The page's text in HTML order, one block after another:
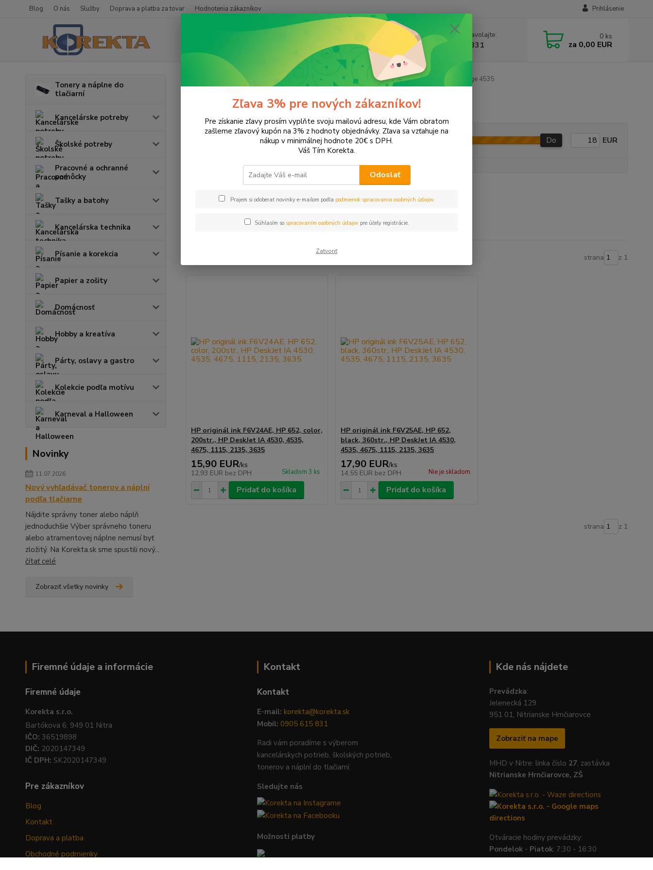
Blog O nás Služby Doprava a platba za tovar Hodnotenia zákazníkov Prihlásenie
Neviete si rady? Zavolajte.
+421 905 615 831
0 ks
za 0,00 EUR
Tonery a náplne do
tlačiarní
Kancelárske potreby
Školské potreby
Pracovné a ochranné
pomôcky
Tašky a batohy
Kancelárska technika
Písanie a korekcia
Papier a zošity
Domácnosť
Hobby a kreatíva
Párty, oslavy a gastro
Kolekcie podľa motívu
Karneval a Halloween
Novinky
11.07.2026
Nový vyhľadávač tonerov a náplní
podľa tlačiarne
Nájdite správny toner alebo náplň
jednoduchšie Výber správneho toneru
alebo atramentovej náplne nemusí byť
zložitý. Na Korekta.sk sme spustili nový...
čítať celé
Zobraziť všetky novinky
Tonery a náplne do tlačiarní Hewlett Packard HP DeskJet DeskJet Ink Advantage 4535
DeskJet Ink Advantage 4535
Upresniť parametre
EUR Od Do EUR
strana z 1
HP originál ink F6V24AE, HP 652, color,
200str., HP DeskJet IA 4530, 4535,
4675, 1115, 2135, 3635
15,90 EUR/ks
12,93 EUR bez DPH Skladom 3 ks
Pridať do košíka
HP originál ink F6V25AE, HP 652,
black, 360str., HP DeskJet IA 4530,
4535, 4675, 1115, 2135, 3635
17,90 EUR/ks
14,55 EUR bez DPH Nie je skladom
Pridať do košíka
strana z 1
Firemné údaje a informácie
Firemné údaje
Korekta s.r.o.
Bartókova 6, 949 01 Nitra
IČO: 36519898
DIČ: 2020147349
IČ DPH: SK2020147349
Pre zákazníkov
Blog
Kontakt
Doprava a platba
Obchodné podmienky
Kontakt
Kontakt
E-mail: korekta@korekta.sk
Mobil: 0905 615 831
Radi vám poradíme s výberom
kancelárskych potrieb, školských potrieb,
tonerov a náplní do tlačiarní.
Sledujte nás
Možnosti platby
Kde nás nájdete
Prevádzka:
Jelenecká 129
951 01, Nitrianske Hrnčiarovce
Zobraziť na mape
MHD v Nitre: linka číslo 27, zastávka
Nitrianske Hrnčiarovce, ZŠ
Otváracie hodiny prevádzky:
Pondelok - Piatok: 7:30 - 16:30
Zľava 3% pre nových zákazníkov!
Pre získanie zľavy prosím vyplňte svoju mailovú adresu, kde Vám obratom
zašleme zľavový kupón na 3% z hodnoty objednávky. Zľava sa vzťahuje na
nákup v minimálnej hodnote 20€ s DPH.
Váš Tím Korekta.
Odoslať
Prajem si odoberať novinky e-mailom podľa podmienok spracovania osobných údajov.
Súhlasím so spracovaním osobných údajovpre účely registrácie.
Zatvoriť